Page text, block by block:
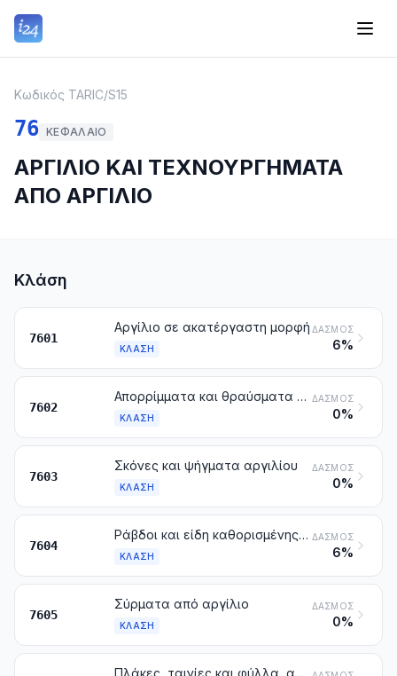
Κωδικός TARIC/S15
76 ΚΕΦΆΛΑΙΟ
ΑΡΓΙΛΙΟ ΚΑΙ ΤΕΧΝΟΥΡΓΗΜΑΤΑ
ΑΠΟ ΑΡΓΙΛΙΟ
Κλάση
7601
Αργίλιο σε ακατέργαστη μορφή
ΚΛΆΣΗ
ΔΑΣΜΌΣ
6%
7602
Απορρίμματα και θραύσματα αργιλίου
ΚΛΆΣΗ
ΔΑΣΜΌΣ
0%
7603
Σκόνες και ψήγματα αργιλίου
ΚΛΆΣΗ
ΔΑΣΜΌΣ
0%
7604
Ράβδοι και είδη καθορισμένης μορφής από αργίλιο
ΚΛΆΣΗ
ΔΑΣΜΌΣ
6%
7605
Σύρματα από αργίλιο
ΚΛΆΣΗ
ΔΑΣΜΌΣ
0%
Πλάκες, ταινίες και φύλλα, από αργίλιο, με πάχος που υπερβαίνει τα 0,2 mm